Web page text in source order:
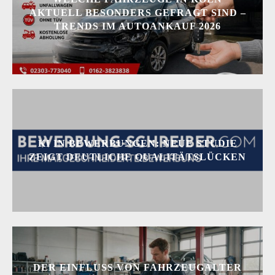
AKTUELL BESONDERS GEFRAGT SIND –
TRENDS IM AUTOANKAUF 2026
KI IN BEWERBUNGEN: NEUE STUDIE
ZEIGT DEUTLICHE QUALITÄTSLÜCKEN
DER EINFLUSS VON FAHRZEUGALTER